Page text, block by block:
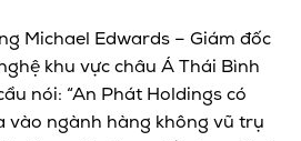
Michael Edwards – Giám đốc
khu vực châu Á Thái Bình
nói: “An Phát Holdings có
vào ngành hàng không vũ trụ